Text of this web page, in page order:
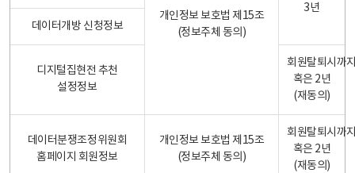
개인정보 보호법 제15조
(정보주체 동의)
3년
데이터개방 신청정보
디지털집현전 추천
설정정보
회원탈퇴시까
혹은 2년
(재동의)
데이터분쟁조정위원회
홈페이지 회원정보
개인정보 보호법 제15조
(정보주체 동의)
회원탈퇴시까
혹은 2년
(재동의)